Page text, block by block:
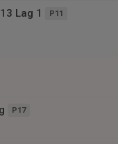
Lag 1 P11
P17